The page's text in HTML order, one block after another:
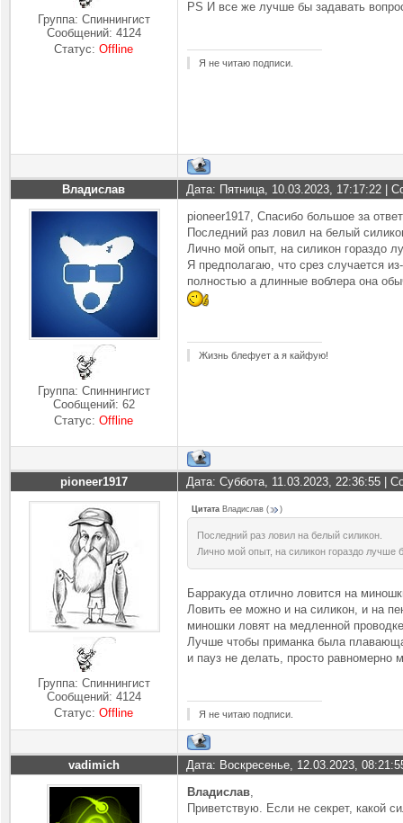
Группа: Спиннингист
Сообщений: 4124
Статус:Offline
PS И все же лучше бы задавать
Я не читаю подписи.
Владислав Дата: Пятница, 10.03.2023, 17:17:22 |
Группа: Спиннингист
Сообщений: 62
Статус:Offline
pioneer1917, Спасибо большое за ответ
Последний раз ловил на белый
Лично мой опыт, на силикон гораздо
Я предполагаю, что срез случается
полностью а длинные воблера она
Жизнь блефует а я кайфую!
pioneer1917 Дата: Суббота, 11.03.2023, 22:36:55 |
Группа: Спиннингист
Сообщений: 4124
Статус:Offline
Цитата Владислав ( )
Последний раз ловил на белый силикон.
Лично мой опыт, на силикон гораздо лучше
Барракуда отлично ловится на
Ловить ее можно и на силикон, и на
миношки ловят на медленной
Лучше чтобы приманка была
и пауз не делать, просто
Я не читаю подписи.
vadimich Дата: Воскресенье, 12.03.2023,
Владислав,
Приветствую. Если не секрет, какой